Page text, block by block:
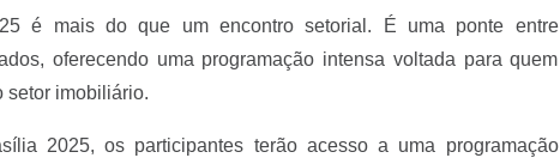
é mais do que um encontro setorial. É uma ponte entre
oferecendo uma programação intensa voltada para quem
setor imobiliário.
2025, os participantes terão acesso a uma programação